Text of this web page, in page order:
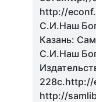
http://
С.И.Наш
Казань:
С.И.Наш
228с.http://
http://